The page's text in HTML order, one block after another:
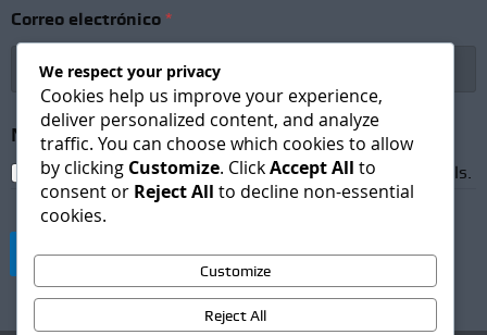
o
m
N
e
w
s
e
t
Correo electrónico *
Newsletter Subscription *
I agree to receive newsletters and promotional emails.
Suscribirse
We respect your privacy
Cookies help us improve your experience,
deliver personalized content, and analyze
traffic. You can choose which cookies to allow
by clicking Customize. ClickAccept All to
consent or Reject All to decline non-essential
cookies.
Customize
Reject All